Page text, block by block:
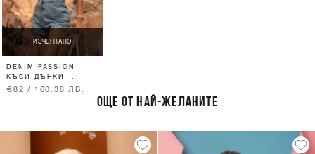
ИЗЧЕРПАНО
DENIM PASSION
КЪСИ ДЪНКИ -
LIGHT BLUE
€82 / 160.38 ЛВ.
ОЩЕ ОТ НАЙ-ЖЕЛАНИТЕ